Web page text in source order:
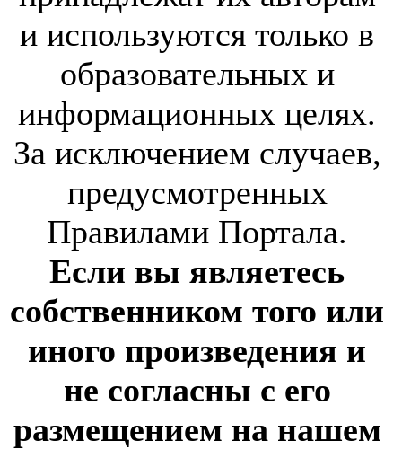
и используются только в
образовательных и
информационных целях.
За исключением случаев,
предусмотренных
Правилами Портала.
Если вы являетесь
собственником того или
иного произведения и
не согласны с его
размещением на нашем